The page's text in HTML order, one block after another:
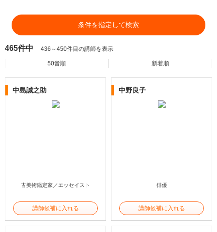
条件を指定して検索
465件中 436～450件目の講師を表示
50音順 新着順
中島誠之助
古美術鑑定家／エッセイスト
講師候補に入れる
中野良子
俳優
講師候補に入れる